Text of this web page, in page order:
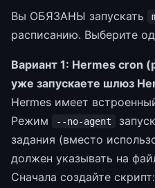
Вы ОБЯЗАНЫ запускать
расписанию. Выберите
Вариант 1: Hermes cron
уже запускаете шлюз
Hermes имеет
Режим
--no-agent
задания (вместо
должен указывать на
Сначала создайте скрипт: